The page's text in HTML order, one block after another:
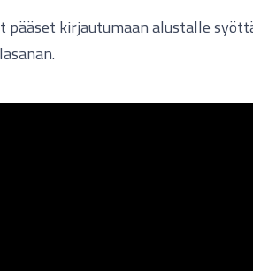
pääset kirjautumaan alustalle